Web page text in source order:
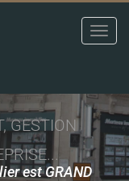
GESTION
est GRAND